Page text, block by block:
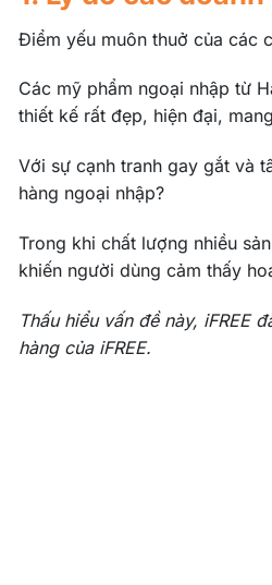
Điểm yếu muôn thuở của các
Các mỹ phẩm ngoại nhập từ
thiết kế rất đẹp, hiện đại,
Với sự cạnh tranh gay gắt và
hàng ngoại nhập?
Trong khi chất lượng nhiều
khiến người dùng cảm thấy
Thấu hiểu vấn đề này, iFREE
hàng của iFREE.